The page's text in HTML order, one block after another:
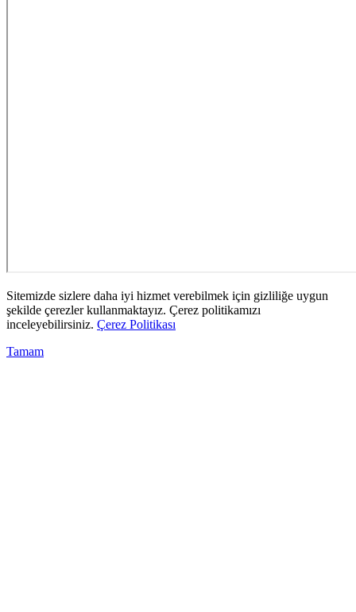
Sitemizde sizlere daha iyi hizmet verebilmek için gizliliğe uygun
şekilde çerezler kullanmaktayız. Çerez politikamızı
inceleyebilirsiniz. Çerez Politikası
Tamam